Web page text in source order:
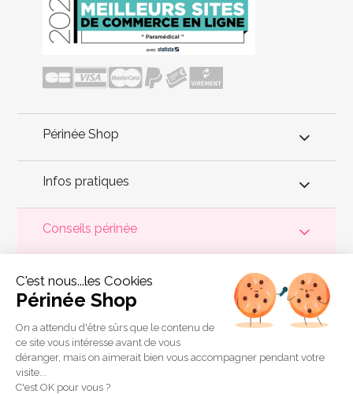
Périnée Shop
Infos pratiques
Conseils périnée
est précieux ! Il est donc primordial d'entretenir,
de muscler et de rééduquer le plancher pelvienpour éviter les
problèmes d'incontinence
, de pesanteur pelvienne, de manque
de sensations durant les rapports sexuels et de petites
fuites
a sélectionné les meilleures solutions
pour la rééducation périnéale et pour l'auto-traitement de
l'incontinence à domicile :
biofeedback,cônes vaginaux
connectées etaccessoires pour exercices de Kegel.
Copyright 2011 © Périnée Shop
C'est nous...les Cookies
Périnée Shop
On a attendu d'être sûrs que le contenu de
ce site vous intéresse avant de vous
déranger, mais on aimerait bien vous accompagner pendant votre
visite...
C'est OK pour vous ?